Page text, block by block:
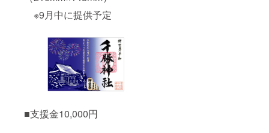
※9月中に提供予定
■支援金10,000円